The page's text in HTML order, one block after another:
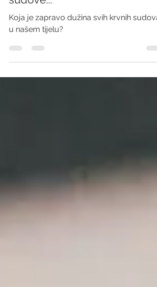
sudove...
Koja je zapravo dužina svih krvnih sudova
u našem tijelu?